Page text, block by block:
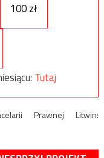
100 zł
Tutaj
Prawnej Litwin: